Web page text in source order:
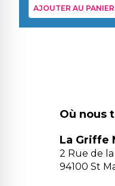
AJOUTER AU PANIER
Où nous
La Griffe
2 Rue de
94100 St